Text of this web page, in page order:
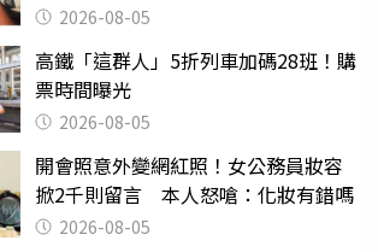
2026-08-05
高鐵「這群人」5折列車加碼28班！購
票時間曝光
2026-08-05
開會照意外變網紅照！女公務員妝容
掀2千則留言 本人怒嗆：化妝有錯嗎
2026-08-05